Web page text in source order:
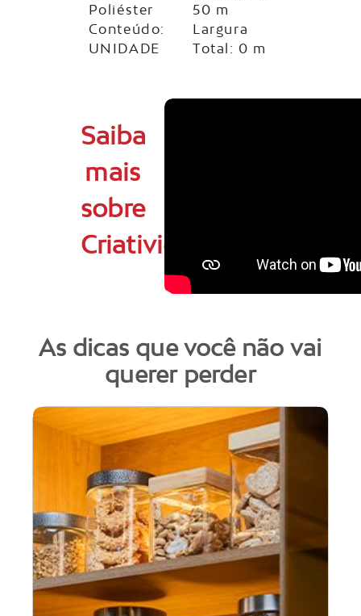
Poliéster
Conteúdo:
UNIDADE
50 m
Largura
Total: 0 m
Saiba
mais
sobre
Criatividade
As dicas que você não vai
querer perder